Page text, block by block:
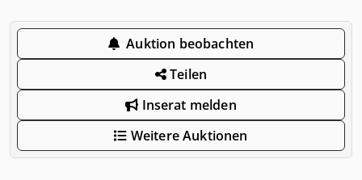
Auktion beobachten
Teilen
Inserat melden
Weitere Auktionen